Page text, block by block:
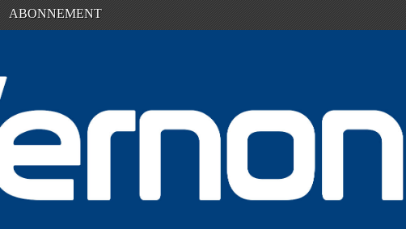
ABONNEMENT